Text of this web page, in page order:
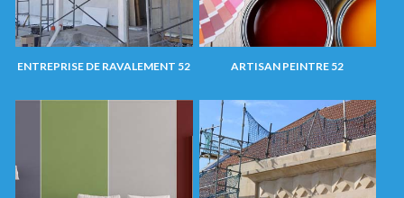
ENTREPRISE DE RAVALEMENT 52 ARTISAN PEINTRE 52